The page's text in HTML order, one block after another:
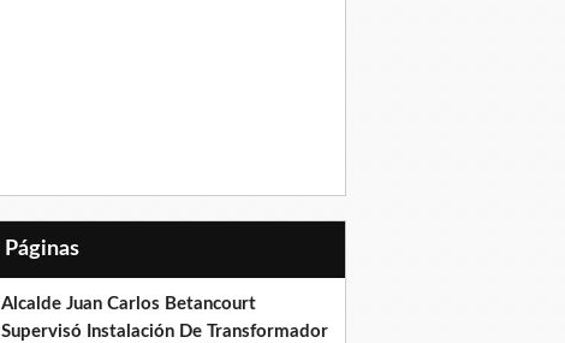
Páginas
Alcalde Juan Carlos Betancourt
Supervisó Instalación De Transformador